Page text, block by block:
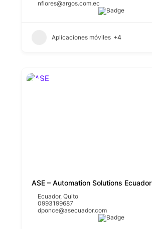
nflores@argos.com.ec
Aplicaciones móviles +4
ASE – Automation Solutions Ecuador
Ecuador,Quito
0993199687
dponce@asecuador.com